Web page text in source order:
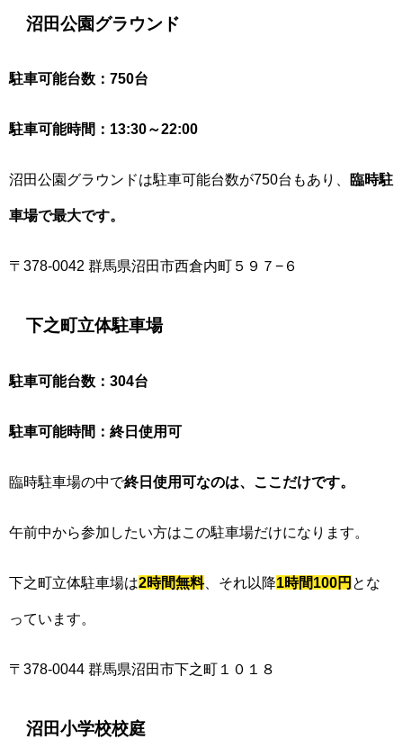
沼田公園グラウンド
駐車可能台数：750台
駐車可能時間：13:30～22:00
沼田公園グラウンドは駐車可能台数が750台もあり、 臨時駐
車場で最大です。
〒378-0042 群馬県沼田市西倉内町５９７−６
下之町立体駐車場
駐車可能台数：304台
駐車可能時間：終日使用可
臨時駐車場の中で終日使用可なのは、ここだけです。
午前中から参加したい方はこの駐車場だけになります。
下之町立体駐車場は2時間無料、それ以降1時間100円 とな
っています。
〒378-0044 群馬県沼田市下之町１０１８
沼田小学校校庭